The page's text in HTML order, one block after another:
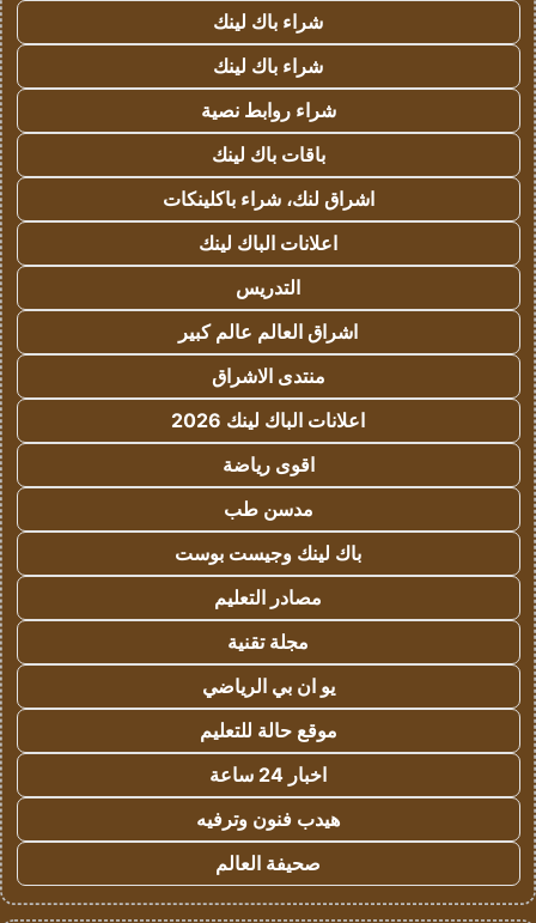
شراء باك لينك
شراء باك لينك
شراء روابط نصية
باقات باك لينك
اشراق لنك، شراء باكلينكات
اعلانات الباك لينك
التدريس
اشراق العالم عالم كبير
منتدى الاشراق
اعلانات الباك لينك 2026
اقوى رياضة
مدسن طب
باك لينك وجيست بوست
مصادر التعليم
مجلة تقنية
يو ان بي الرياضي
موقع حالة للتعليم
اخبار 24 ساعة
هيدب فنون وترفيه
صحيفة العالم